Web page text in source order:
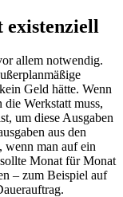
existenziell
allem notwendig.
Geld hätte. Wenn
Werkstatt muss,
, um diese Ausgaben
aus den
wenn man auf ein
Monat für Monat
– zum Beispiel auf